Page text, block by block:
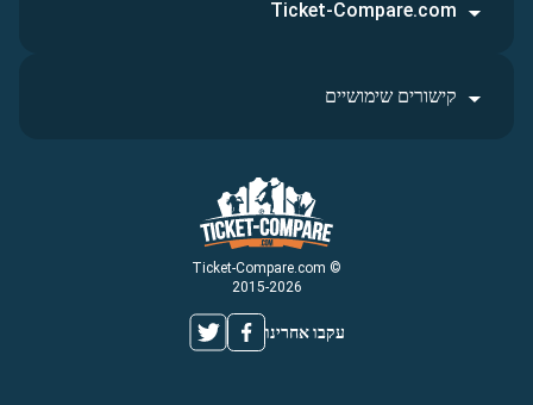
© Ticket-Compare.com
2015-2026
עקבו אחרינו
Ticket-Compare.com
קישורים שימושיים